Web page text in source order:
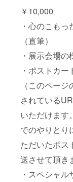
￥10,000
・心のこも
（直筆）
・展示会場
・ポストカー
（このペー
されている
いただけます
でのやりとり
ただいたポス
送させて頂き
・スペシャ